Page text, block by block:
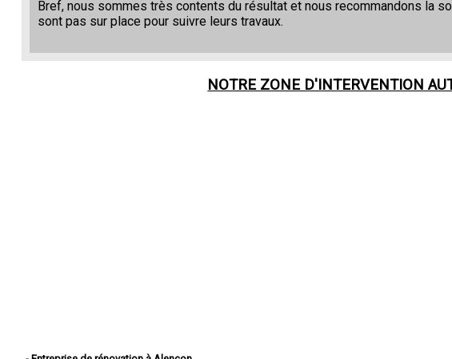
Bref, nous sommes très contents du résultat et nous recommandons la
sont pas sur place pour suivre leurs travaux.
NOTRE ZONE D'INTERVENTION